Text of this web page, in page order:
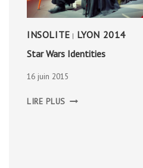
INSOLITE | LYON 2014
Star Wars Identities
16 juin 2015
LIRE PLUS WARS